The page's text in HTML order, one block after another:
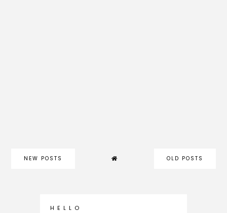
NEW POSTS OLD POSTS
H E L L O